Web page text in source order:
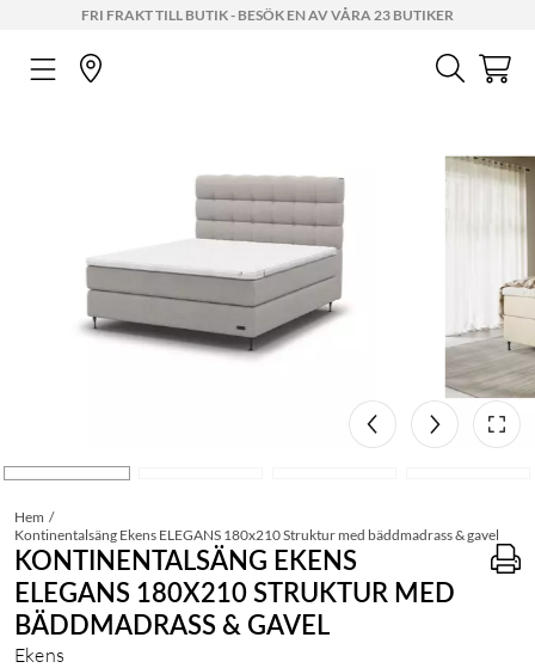
FRI FRAKT TILL BUTIK - BESÖK EN AV VÅRA 23 BUTIKER
Hem
Kontinentalsäng Ekens ELEGANS 180x210 Struktur med bäddmadrass & gavel
KONTINENTALSÄNG EKENS
ELEGANS 180X210 STRUKTUR MED
BÄDDMADRASS & GAVEL
Ekens